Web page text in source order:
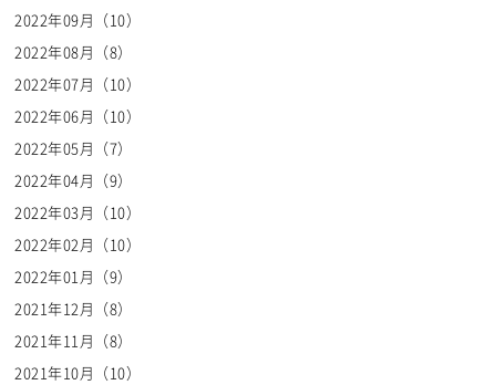
2022年09月（10）
2022年08月（8）
2022年07月（10）
2022年06月（10）
2022年05月（7）
2022年04月（9）
2022年03月（10）
2022年02月（10）
2022年01月（9）
2021年12月（8）
2021年11月（8）
2021年10月（10）